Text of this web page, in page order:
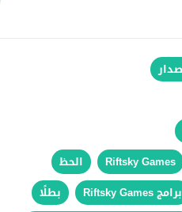
Riftsky Games
الحظ
برامج Riftsky Games
بطلًا